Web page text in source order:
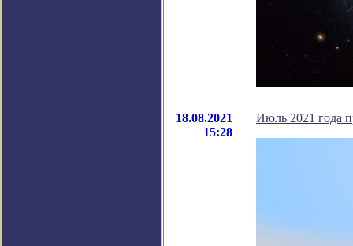
18.08.2021
15:28
Июль 2021 года